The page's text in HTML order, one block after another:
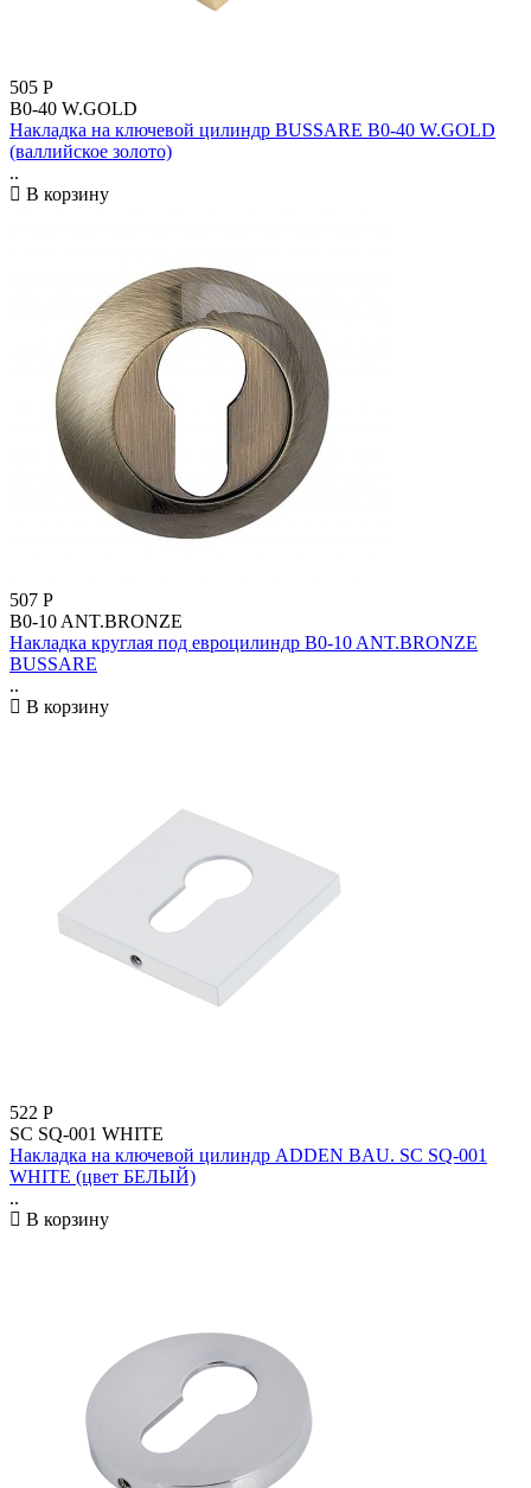
505 Р
B0-40 W.GOLD
Накладка на ключевой цилиндр BUSSARE B0-40 W.GOLD
(валлийское золото)
..
В корзину
507 Р
B0-10 ANT.BRONZE
Накладка круглая под евроцилиндр B0-10 ANT.BRONZE
BUSSARE
..
В корзину
522 Р
SC SQ-001 WHITE
Накладка на ключевой цилиндр ADDEN BAU. SC SQ-001
WHITE (цвет БЕЛЫЙ)
..
В корзину